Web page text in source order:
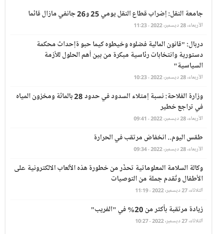
جامعة النقل: إضراب قطاع النقل يومي 25 و26 جانفي مازال قائما
الأربعاء، 28 ديسمبر، 2022 - 11:23
دربال: "قانون المالية فصّلوه وخيطوه كيما حبو ةإحداث محكمة
دستورية وانتخابات رئاسية مبكرة من بين أهم الحلول للأزمة
السياسية"
الأربعاء، 28 ديسمبر، 2022 - 10:23
وزارة الفلاحة: نسبة إمتلاء السدود في حدود 28 بالمائة ومخزون المياه
في تراجع خطير
الأربعاء، 28 ديسمبر، 2022 - 09:41
طقس اليوم.. انخفاض مرتقب في الحرارة
الأربعاء، 28 ديسمبر، 2022 - 09:34
وكالة السلامة المعلوماتية تحذّر من خطورة هذه الألعاب الالكترونية على
الأطفال وتُقدم جملة من التوصيات
الثلاثاء، 27 ديسمبر، 2022 - 11:19
زيادة مرتقبة بأكثر من 20% في "الفريب"
الثلاثاء، 27 ديسمبر، 2022 - 10:27